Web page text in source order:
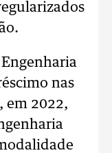
nas
em 2022,